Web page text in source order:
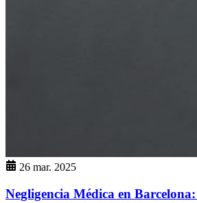
26 mar. 2025
Negligencia Médica en